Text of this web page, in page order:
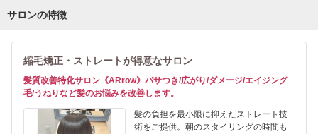
サロンの特徴
縮毛矯正・ストレートが得意なサロン
髪質改善特化サロン《ARrow》パサつき/広がり/ダメージ/エイジング
毛/うねりなど髪のお悩みを改善します。
髪の負担を最小限に抑えたストレート技
術をご提供。朝のスタイリングの時間も